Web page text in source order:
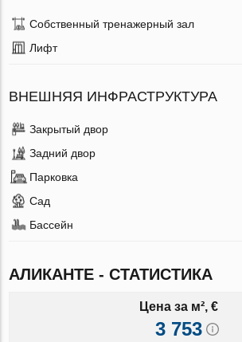
Собственный тренажерный зал
Лифт
ВНЕШНЯЯ ИНФРАСТРУКТУРА
Закрытый двор
Задний двор
Парковка
Сад
Бассейн
АЛИКАНТЕ - СТАТИСТИКА
Цена за м², €
3 753